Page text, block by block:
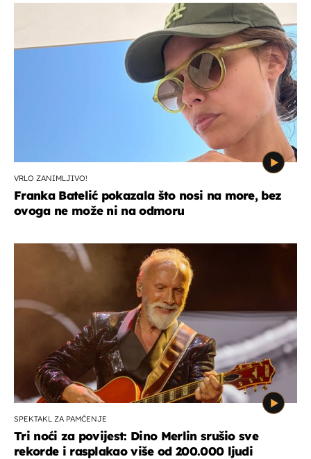
VRLO ZANIMLJIVO!
Franka Batelić pokazala što nosi na more, bez
ovoga ne može ni na odmoru
SPEKTAKL ZA PAMĆENJE
Tri noći za povijest: Dino Merlin srušio sve
rekorde i rasplakao više od 200.000 ljudi